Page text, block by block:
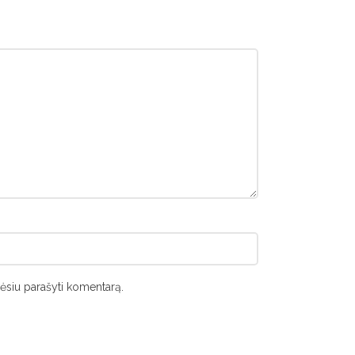
parašyti komentarą.